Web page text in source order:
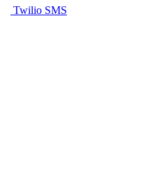
Twilio SMS